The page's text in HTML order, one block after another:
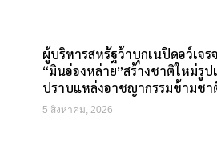
ผู้บริหารสหรัฐว้าบุกเนปิดอว์เจ
“มินอ่องหล่าย”สร้างชาติใหม่รู
ปราบแหล่งอาชญากรรมข้ามชา
5 สิงหาคม, 2026